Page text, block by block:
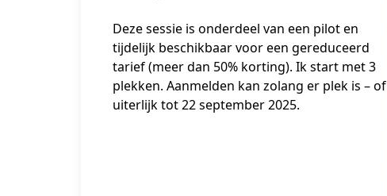
Deze sessie is onderdeel van een pilot en
tijdelijk beschikbaar voor een gereduceerd
tarief (meer dan 50% korting). Ik start met 3
plekken. Aanmelden kan zolang er plek is – of
uiterlijk tot 22 september 2025.